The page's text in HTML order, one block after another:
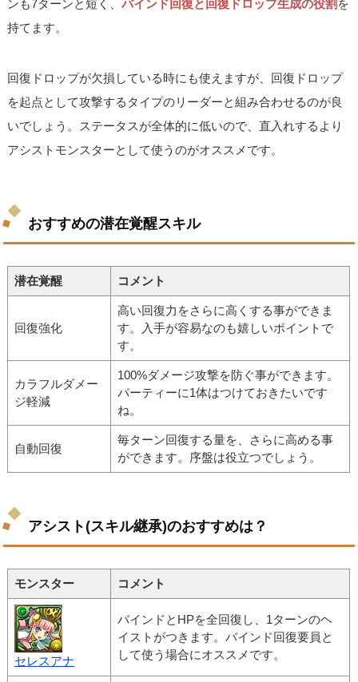
ンも7ターンと短く、バインド回復と回復ドロップ生成の役割 を
持てます。
回復ドロップが欠損している時にも使えますが、回復ドロップ
を起点として攻撃するタイプのリーダーと組み合わせるのが良
いでしょう。ステータスが全体的に低いので、直入れするより
アシストモンスターとして使うのがオススメです。
おすすめの潜在覚醒スキル
潜在覚醒 コメント
回復強化
高い回復力をさらに高くする事ができま
す。入手が容易なのも嬉しいポイントで
す。
カラフルダメー
ジ軽減
100%ダメージ攻撃を防ぐ事ができます。
パーティーに1体はつけておきたいです
ね。
自動回復
毎ターン回復する量を、さらに高める事
ができます。序盤は役立つでしょう。
アシスト(スキル継承)のおすすめは？
モンスター コメント
セレスアナ
バインドとHPを全回復し、1ターンのヘ
イストがつきます。バインド回復要員と
して使う場合にオススメです。